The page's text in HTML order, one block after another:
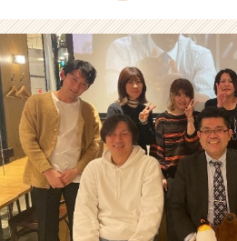
タ
イ
ム
イ
ン】
ベ
ン
チ
ャ
ー・